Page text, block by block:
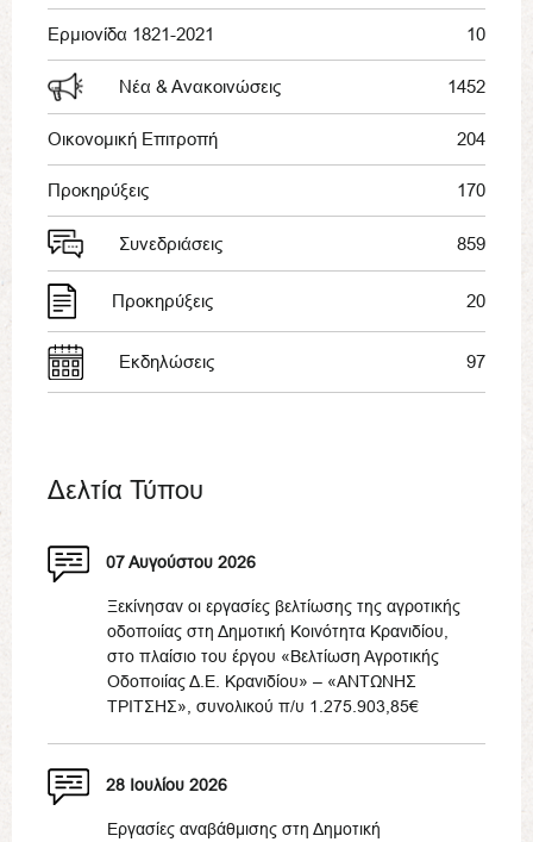
Ερμιονίδα 1821-2021 10
Νέα & Ανακοινώσεις 1452
Οικονομική Επιτροπή 204
Προκηρύξεις 170
Συνεδριάσεις 859
Προκηρύξεις 20
Εκδηλώσεις 97
Δελτία Τύπου
07 Αυγούστου 2026
Ξεκίνησαν οι εργασίες βελτίωσης της αγροτικής
οδοποιίας στη Δημοτική Κοινότητα Κρανιδίου,
στο πλαίσιο του έργου «Βελτίωση Αγροτικής
Οδοποιίας Δ.Ε. Κρανιδίου» – «ΑΝΤΩΝΗΣ
ΤΡΙΤΣΗΣ», συνολικού π/υ 1.275.903,85€
28 Ιουλίου 2026
Εργασίες αναβάθμισης στη Δημοτική